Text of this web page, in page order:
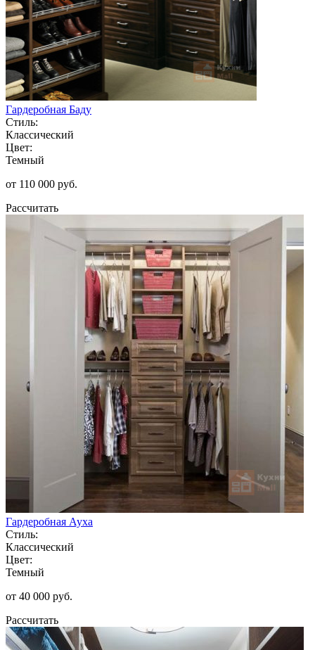
Гардеробная Баду
Стиль:
Классический
Цвет:
Темный
от 110 000 руб.
Рассчитать
Гардеробная Ауха
Стиль:
Классический
Цвет:
Темный
от 40 000 руб.
Рассчитать